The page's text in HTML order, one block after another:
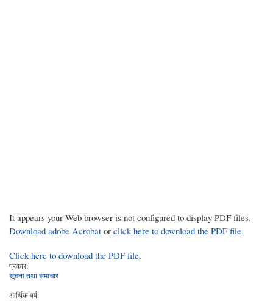
It appears your Web browser is not configured to display PDF files.
Download adobe Acrobat or click here to download the PDF file.
Click here to download the PDF file.
प्रकार:
सूचना तथा समाचार
आर्थिक वर्ष: